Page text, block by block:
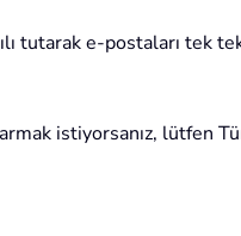
tutarak e-postaları tek
istiyorsanız, lütfen